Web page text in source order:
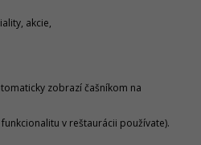
akcie,
zobrazí čašníkom na
v reštaurácii používate).